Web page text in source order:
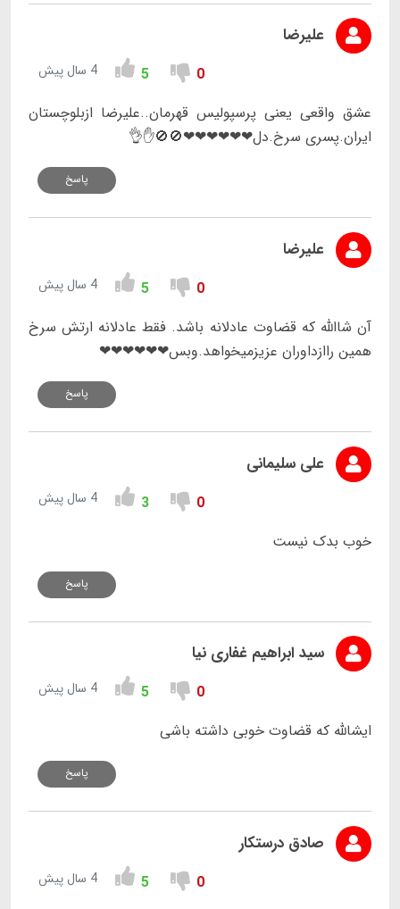
علیرضا
0
5 4 سال پیش
عشق واقعی یعنی پرسپولیس قهرمان..عليرضا ازبلوچستان
ایران.پسری سرخ.دل❤❤❤❤❤❤🚫🚫✋️👌
پاسخ
علیرضا
0
5 4 سال پیش
آن شاالله که قضاوت عادلانه باشد. فقط عادلانه ارتش‌ سرخ
همین راازداوران عزیزمیخواهد.وبس❤❤❤❤❤❤
پاسخ
علی سلیمانی
0
3 4 سال پیش
خوب بدک نیست
پاسخ
سید ابراهیم غفاری نیا
0
5 4 سال پیش
ایشالله که قضاوت خوبی داشته باشی
پاسخ
صادق درستکار
0
5 4 سال پیش